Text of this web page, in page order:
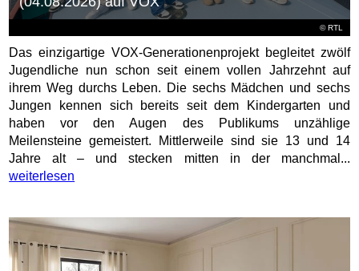
©RTL
Das einzigartige VOX-Generationenprojekt begleitet zwölf
Jugendliche nun schon seit einem vollen Jahrzehnt auf
ihrem Weg durchs Leben. Die sechs Mädchen und sechs
Jungen kennen sich bereits seit dem Kindergarten und
haben vor den Augen des Publikums unzählige
Meilensteine gemeistert. Mittlerweile sind sie 13 und 14
Jahre alt – und stecken mitten in der manchmal...
weiterlesen